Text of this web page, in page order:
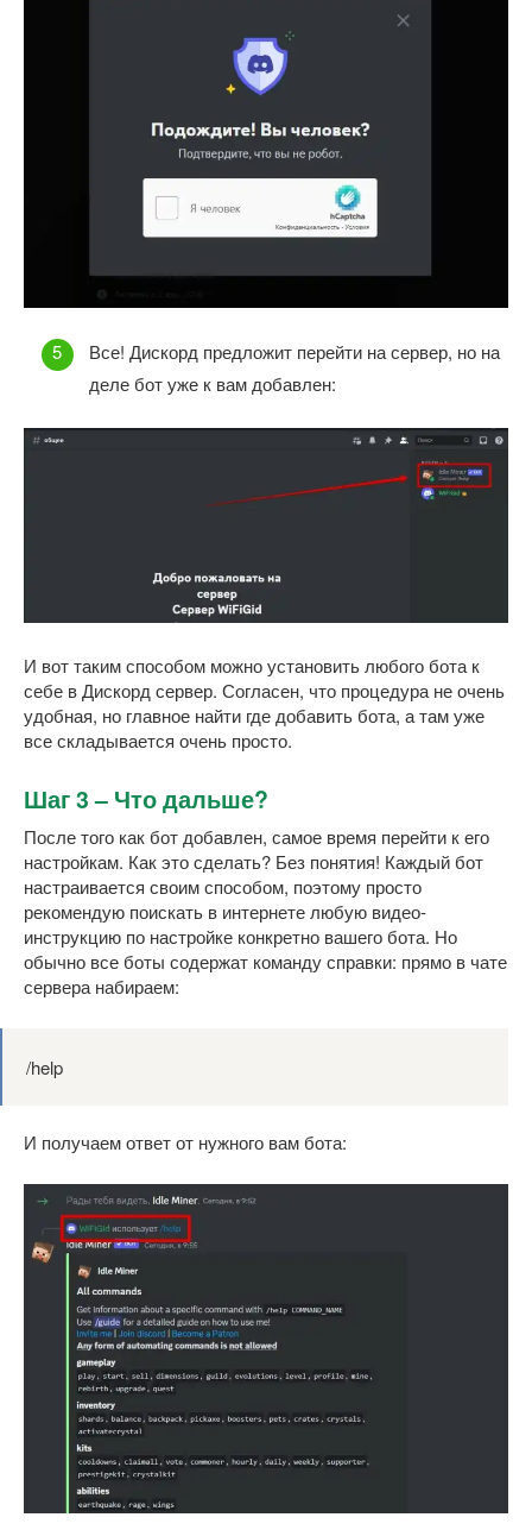
Все! Дискорд предложит перейти на сервер, но на
деле бот уже к вам добавлен:
И вот таким способом можно установить любого бота к
себе в Дискорд сервер. Согласен, что процедура не очень
удобная, но главное найти где добавить бота, а там уже
все складывается очень просто.
Шаг 3 – Что дальше?
После того как бот добавлен, самое время перейти к его
настройкам. Как это сделать? Без понятия! Каждый бот
настраивается своим способом, поэтому просто
рекомендую поискать в интернете любую видео-
инструкцию по настройке конкретно вашего бота. Но
обычно все боты содержат команду справки: прямо в чате
сервера набираем:
/help
И получаем ответ от нужного вам бота: